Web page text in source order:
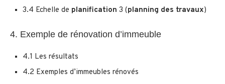
3.4 Echelle de planification 3 (planning des travaux)
4. Exemple de rénovation d’immeuble
4.1 Les résultats
4.2 Exemples d’immeubles rénovés